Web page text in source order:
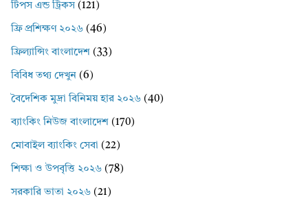
টিপস এন্ড ট্রিকস (121)
ফ্রি প্রশিক্ষণ ২০২৬ (46)
ফ্রিল্যান্সিং বাংলাদেশ (33)
বিবিধ তথ্য দেখুন (6)
বৈদেশিক মুদ্রা বিনিময় হার ২০২৬ (40)
ব্যাংকিং নিউজ বাংলাদেশ (170)
মোবাইল ব্যাংকিং সেবা (22)
শিক্ষা ও উপবৃত্তি ২০২৬ (78)
সরকারি ভাতা ২০২৬ (21)